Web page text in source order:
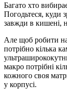
Багато хто
Погодьтеся, куди
завжди в кишені,
Але щоб робити на
потрібно кілька
макро потрібні
кожного своя
у корпусі.